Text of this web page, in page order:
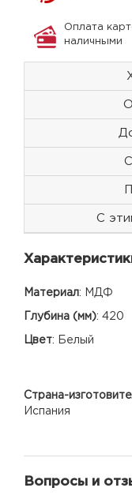
Оплата
наличными
С
Материал: МДФ
Глубина (мм): 420
Цвет: Белый
Страна-
Испания
Вопросы и